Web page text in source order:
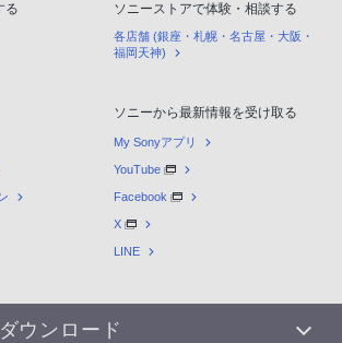
る ソニーストアで体験・相談する
各店舗 (銀座・札幌・名古屋・大阪・
福岡天神)
ソニーから最新情報を受け取る
My Sonyアプリ
YouTube
Facebook
X
LINE
ウンロード